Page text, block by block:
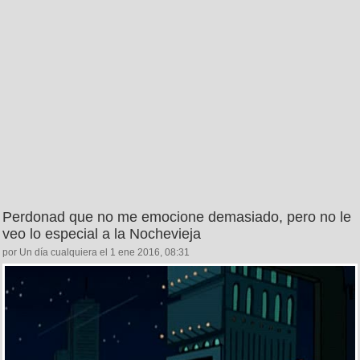
Perdonad que no me emocione demasiado, pero no le
veo lo especial a la Nochevieja
por Un día cualquiera el 1 ene 2016, 08:31